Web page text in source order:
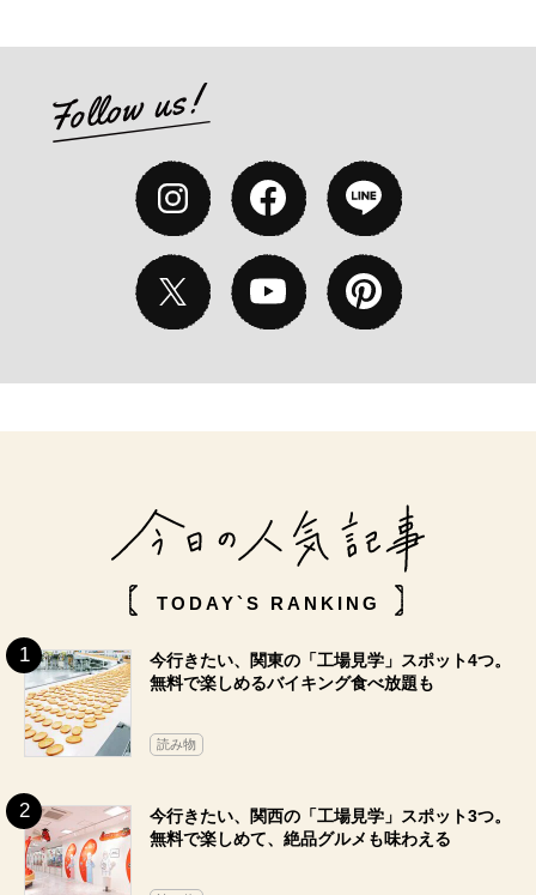
TODAY`S RANKING
今行きたい、関東の「工場見学」スポット4つ。
無料で楽しめるバイキング食べ放題も
読み物
今行きたい、関西の「工場見学」スポット3つ。
無料で楽しめて、絶品グルメも味わえる